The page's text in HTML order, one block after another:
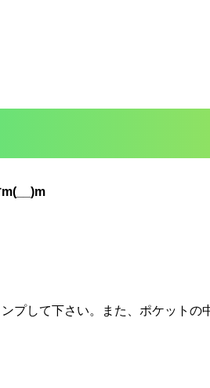
プして下さい。また、ポケットの